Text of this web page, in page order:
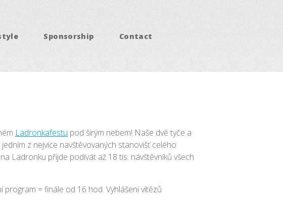
Sponsorship Contact
Ladronkafestu pod širým nebem! Naše dvě tyče a
z nejvíce navštěvovaných stanovišť celého
Ladronku přijde podívát až 18 tis. návštěvníků všech
program = finále od 16 hod. Vyhlášení vítězů